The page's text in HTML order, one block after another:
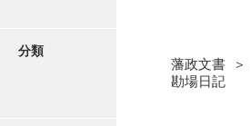
写真・絵はがき
分類
藩政文書 ＞
勘場日記